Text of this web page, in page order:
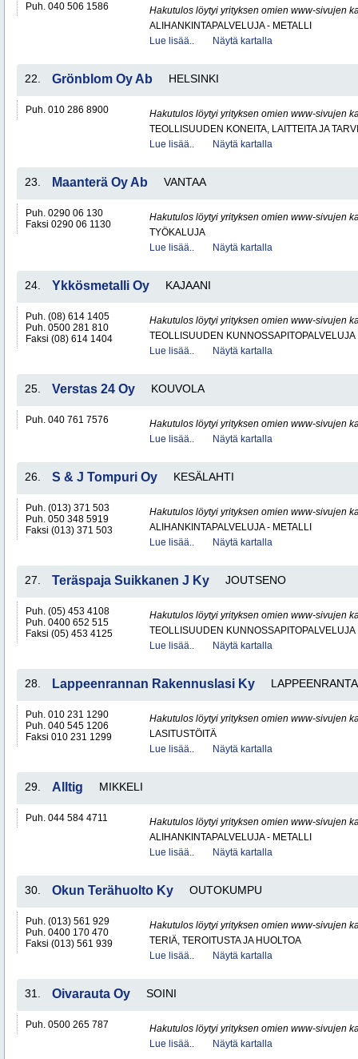
Puh. 040 506 1586
Hakutulos löytyi yrityksen omien www-sivujen
ALIHANKINTAPALVELUJA - METALLI
Lue lisää..
Näytä kartalla
22. Grönblom Oy Ab HELSINKI
Puh. 010 286 8900
Hakutulos löytyi yrityksen omien www-sivujen
TEOLLISUUDEN KONEITA, LAITTEITA JA
Lue lisää..
Näytä kartalla
23. Maanterä Oy Ab VANTAA
Puh. 0290 06 130
Faksi 0290 06 1130
Hakutulos löytyi yrityksen omien www-sivujen
TYÖKALUJA
Lue lisää..
Näytä kartalla
24. Ykkösmetalli Oy KAJAANI
Puh. (08) 614 1405
Puh. 0500 281 810
Faksi (08) 614 1404
Hakutulos löytyi yrityksen omien www-sivujen
TEOLLISUUDEN KUNNOSSAPITOPALVELUJA
Lue lisää..
Näytä kartalla
25. Verstas 24 Oy KOUVOLA
Puh. 040 761 7576
Hakutulos löytyi yrityksen omien www-sivujen
Lue lisää..
Näytä kartalla
26. S & J Tompuri Oy KESÄLAHTI
Puh. (013) 371 503
Puh. 050 348 5919
Faksi (013) 371 503
Hakutulos löytyi yrityksen omien www-sivujen
ALIHANKINTAPALVELUJA - METALLI
Lue lisää..
Näytä kartalla
27. Teräspaja Suikkanen J Ky JOUTSENO
Puh. (05) 453 4108
Puh. 0400 652 515
Faksi (05) 453 4125
Hakutulos löytyi yrityksen omien www-sivujen
TEOLLISUUDEN KUNNOSSAPITOPALVELUJA
Lue lisää..
Näytä kartalla
28. Lappeenrannan Rakennuslasi Ky LAPPEENRANTA
Puh. 010 231 1290
Puh. 040 545 1206
Faksi 010 231 1299
Hakutulos löytyi yrityksen omien www-sivujen
LASITUSTÖITÄ
Lue lisää..
Näytä kartalla
29. Alltig MIKKELI
Puh. 044 584 4711
Hakutulos löytyi yrityksen omien www-sivujen
ALIHANKINTAPALVELUJA - METALLI
Lue lisää..
Näytä kartalla
30. Okun Terähuolto Ky OUTOKUMPU
Puh. (013) 561 929
Puh. 0400 170 470
Faksi (013) 561 939
Hakutulos löytyi yrityksen omien www-sivujen
TERIÄ, TEROITUSTA JA HUOLTOA
Lue lisää..
Näytä kartalla
31. Oivarauta Oy SOINI
Puh. 0500 265 787
Hakutulos löytyi yrityksen omien www-sivujen
Lue lisää..
Näytä kartalla